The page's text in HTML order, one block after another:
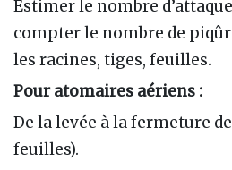
Estimer le nombre
compter le nombre de
les racines, tiges, feuilles.
Pour atomaires aériens :
De la levée à la fermeture
feuilles).